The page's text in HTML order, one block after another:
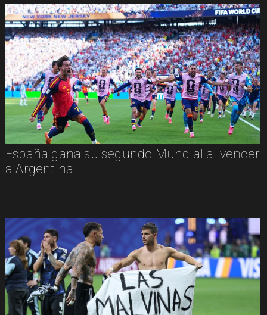
España gana su segundo Mundial al vencer
a Argentina